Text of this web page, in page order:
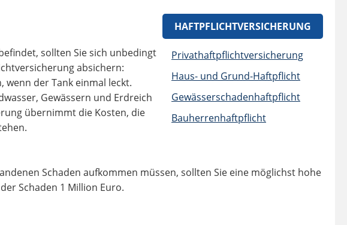
HAFTPFLICHTVERSICHERUNG
Privathaftpflichtversicherung
Haus- und Grund-Haftpflicht
Gewässerschadenhaftpflicht
Bauherrenhaftpflicht
sollten Sie sich unbedingt
absichern:
wenn der Tank einmal leckt.
Gewässern und Erdreich
übernimmt die Kosten, die
Schaden aufkommen müssen, sollten Sie eine möglichst hohe
Schaden 1 Million Euro.